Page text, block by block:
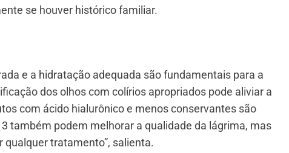
se houver histórico familiar.
e a hidratação adequada são fundamentais para a
dos olhos com colírios apropriados pode aliviar a
com ácido hialurônico e menos conservantes são
também podem melhorar a qualidade da lágrima, mas
tratamento”, salienta.